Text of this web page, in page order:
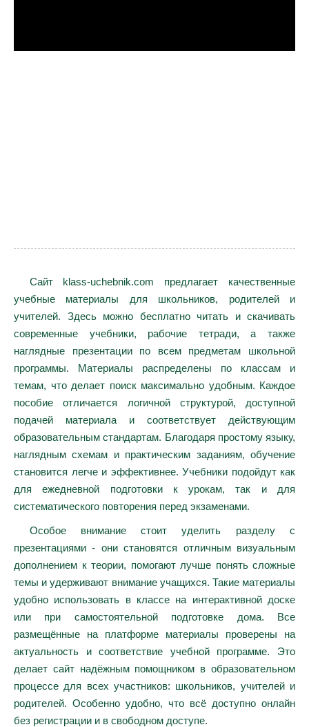
Сайт klass-uchebnik.com предлагает качественные
учебные материалы для школьников, родителей и
учителей. Здесь можно бесплатно читать и скачивать
современные учебники, рабочие тетради, а также
наглядные презентации по всем предметам школьной
программы. Материалы распределены по классам и
темам, что делает поиск максимально удобным. Каждое
пособие отличается логичной структурой, доступной
подачей материала и соответствует действующим
образовательным стандартам. Благодаря простому языку,
наглядным схемам и практическим заданиям, обучение
становится легче и эффективнее. Учебники подойдут как
для ежедневной подготовки к урокам, так и для
систематического повторения перед экзаменами.
Особое внимание стоит уделить разделу с
презентациями - они становятся отличным визуальным
дополнением к теории, помогают лучше понять сложные
темы и удерживают внимание учащихся. Такие материалы
удобно использовать в классе на интерактивной доске
или при самостоятельной подготовке дома. Все
размещённые на платформе материалы проверены на
актуальность и соответствие учебной программе. Это
делает сайт надёжным помощником в образовательном
процессе для всех участников: школьников, учителей и
родителей. Особенно удобно, что всё доступно онлайн
без регистрации и в свободном доступе.